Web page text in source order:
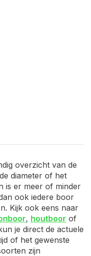
overzicht van de
diameter of het
is er meer of minder
ook iedere boor
Kijk ook eens naar
, houtboor of
je direct de actuele
of het gewenste
zijn